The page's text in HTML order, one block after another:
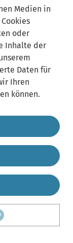
Medien in
oder
Inhalte der
Daten für
Ihren
können.